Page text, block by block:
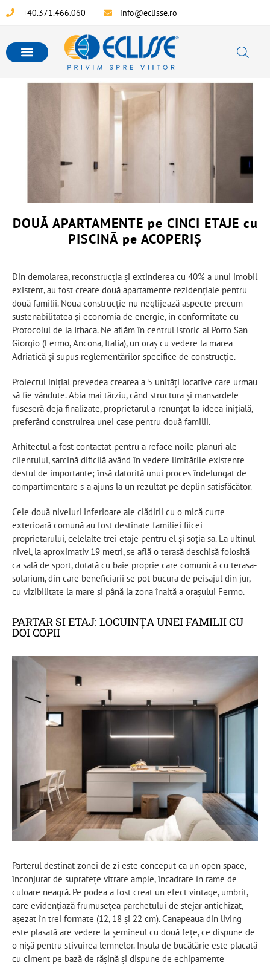
+40.371.466.060 info@eclisse.ro
DOUĂ APARTAMENTE pe CINCI ETAJE cu
PISCINĂ pe ACOPERIȘ
Din demolarea, reconstrucția și extinderea cu 40% a unui imobil
existent, au fost create două apartamente rezidențiale pentru
două familii. Noua construcție nu neglijează aspecte precum
sustenabilitatea și economia de energie, în conformitate cu
Protocolul de la Ithaca. Ne aflăm în centrul istoric al Porto San
Giorgio (Fermo, Ancona, Italia), un oraș cu vedere la marea
Adriatică și supus reglementărilor specifice de construcție.
Proiectul inițial prevedea crearea a 5 unități locative care urmau
să fie vândute. Abia mai târziu, când structura și mansardele
fuseseră deja finalizate, proprietarul a renunțat la ideea inițială,
preferând construirea unei case pentru două familii.
Arhitectul a fost contactat pentru a reface noile planuri ale
clientului, sarcină dificilă având în vedere limitările existente
destul de importante; însă datorită unui proces îndelungat de
compartimentare s-a ajuns la un rezultat pe deplin satisfăcător.
Cele două niveluri inferioare ale clădirii cu o mică curte
exterioară comună au fost destinate familiei fiicei
proprietarului, celelalte trei etaje pentru el și soția sa. La ultinul
nivel, la aproximativ 19 metri, se află o terasă deschisă folosită
ca sală de sport, dotată cu baie proprie care comunică cu terasa-
solarium, din care beneficiarii se pot bucura de peisajul din jur,
cu vizibilitate la mare și până la zona înaltă a orașului Fermo.
PARTAR SI ETAJ: LOCUINȚA UNEI FAMILII CU
DOI COPII
Parterul destinat zonei de zi este conceput ca un open space,
înconjurat de suprafețe vitrate ample, încadrate în rame de
culoare neagră. Pe podea a fost creat un efect vintage, umbrit,
care evidențiază frumusețea parchetului de stejar antichizat,
așezat în trei formate (12, 18 și 22 cm). Canapeaua din living
este plasată are vedere la șemineul cu două fețe, ce dispune de
o nișă pentru stivuirea lemnelor. Insula de bucătărie este placată
cu ciment pe bază de rășină și dispune de echipamente